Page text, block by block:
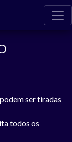
ser tiradas
todos os